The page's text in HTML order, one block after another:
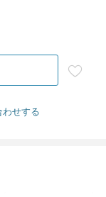
わせする